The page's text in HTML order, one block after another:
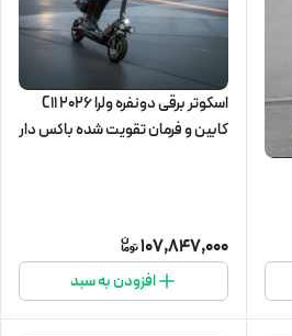
اسکوتر برقی دونفره ولرا C11 2026
کابین و فرمان تقویت شده باکس دار
107,847,000
افزودن به سبد